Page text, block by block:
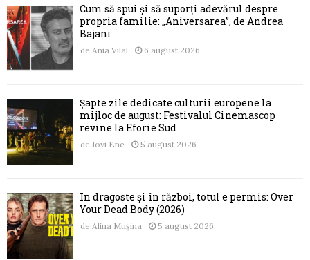
Cum să spui și să suporți adevărul despre
propria familie: „Aniversarea”, de Andrea
Bajani
de Ania Vilal 6 august 2026
Șapte zile dedicate culturii europene la
mijloc de august: Festivalul Cinemascop
revine la Eforie Sud
de Jovi Ene 5 august 2026
În dragoste și în război, totul e permis: Over
Your Dead Body (2026)
de Alina Mușina 5 august 2026